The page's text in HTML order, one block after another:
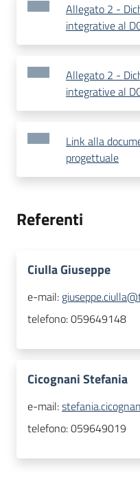
Allegato 2 -
integrative al
Allegato 2 -
integrative al
Link alla
progettuale
Referenti
Ciulla Giuseppe
e-mail:
telefono:059649148
Cicognani Stefania
e-mail:
telefono:059649019